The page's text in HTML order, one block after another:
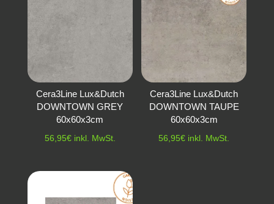
Cera3Line Lux&Dutch
DOWNTOWN GREY
60x60x3cm
56,95€ inkl. MwSt.
Cera3Line Lux&Dutch
DOWNTOWN TAUPE
60x60x3cm
56,95€ inkl. MwSt.